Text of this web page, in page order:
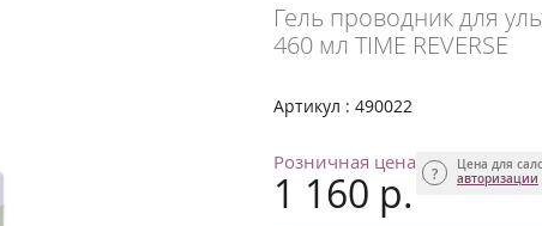
Гель проводник для
460 мл TIME REVERSE
Артикул : 490022
Розничная цена
1 160 р.
Цена для
авторизации